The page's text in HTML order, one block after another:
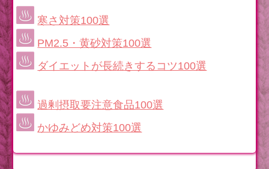
寒さ対策100選
PM2.5・黄砂対策100選
ダイエットが長続きするコツ100選
過剰摂取要注意食品100選
かゆみどめ対策100選